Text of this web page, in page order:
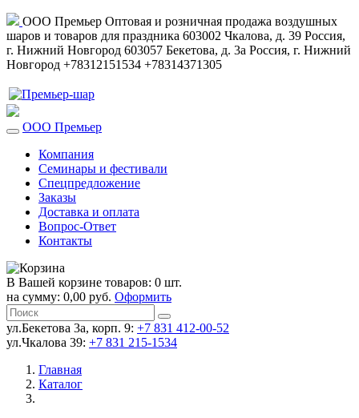
ООО Премьер Оптовая и розничная продажа воздушных
шаров и товаров для праздника 603002 Чкалова, д. 39 Россия,
г. Нижний Новгород 603057 Бекетова, д. 3а Россия, г. Нижний
Новгород +78312151534 +78314371305
ООО Премьер
Компания
Семинары и фестивали
Спецпредложение
Заказы
Доставка и оплата
Вопрос-Ответ
Контакты
В Вашей корзине товаров: 0 шт.
на сумму: 0,00 руб. Оформить
ул.Бекетова 3а, корп. 9: +7 831 412-00-52
ул.Чкалова 39: +7 831 215-1534
Главная
Каталог